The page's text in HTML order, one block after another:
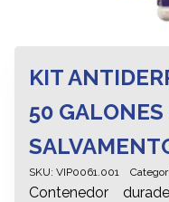
KIT
50
SKU: VIP0061.001
Contenedor